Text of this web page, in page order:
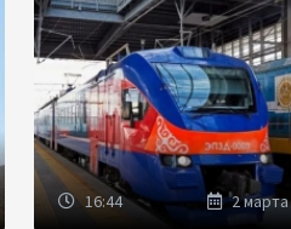
16:44 2 марта